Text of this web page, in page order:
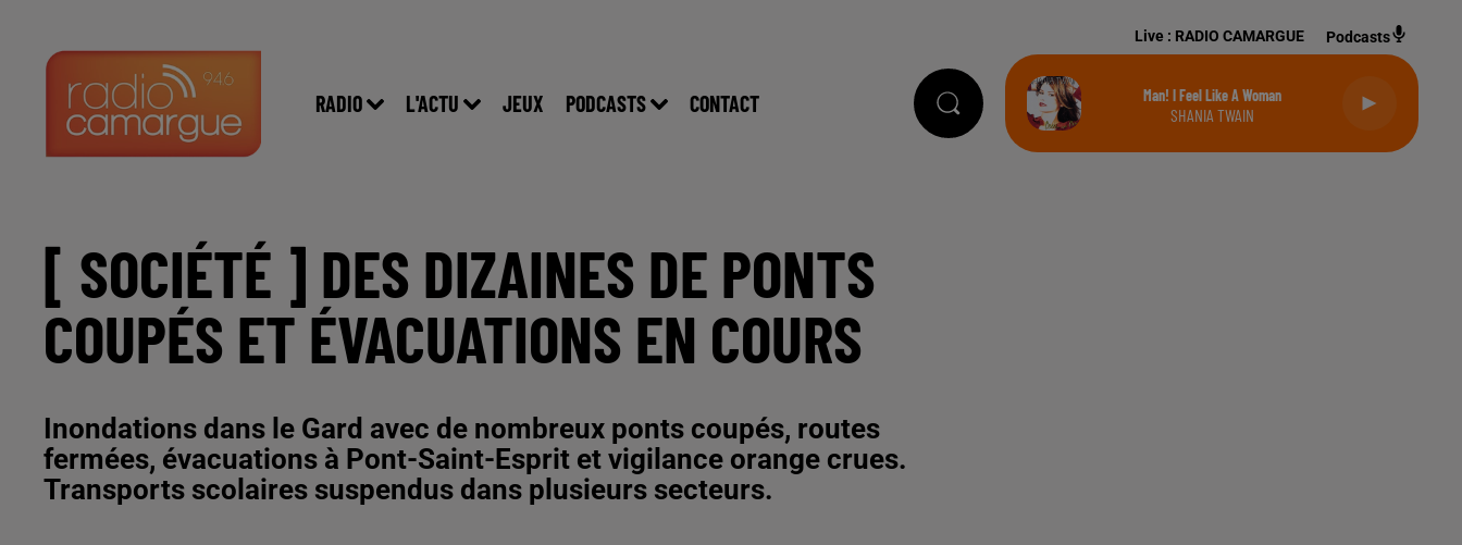
RADIO L'ACTU JEUX PODCASTS CONTACT
Live : RADIO CAMARGUE Podcasts
Man! I Feel Like A Woman
SHANIA TWAIN
[ SOCIÉTÉ ] DES DIZAINES DE PONTS
COUPÉS ET ÉVACUATIONS EN COURS
Inondations dans le Gard avec de nombreux ponts coupés, routes
fermées, évacuations à Pont-Saint-Esprit et vigilance orange crues.
Transports scolaires suspendus dans plusieurs secteurs.